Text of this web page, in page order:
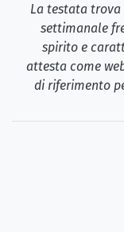
La testata trova
settimanale
spirito e
attesta come
di riferimento